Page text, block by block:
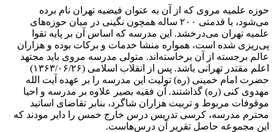
حوزه علمیه مروی که از آن به عنوان فیضیه تهران نام برده
می‌شود، با قدمتی ۲۰۰ ساله همچون نگینی در میان حوزه‌های
علمیه تهران می‌درخشد. این مدرسه که اساس آن بر پایه تقوا
پی‌ریزی شده است، همواره منشا خدمات و برکات بوده و هزاران
عالم برجسته از آن برخاسته‌اند. متولی مدرسه مروی باید مجتهد
اعلم مقتدر تهرانی باشد. پس از انقلاب اسلامی (۱۳۶۳/۰۶/۲۶)
حضرت امام خمینی (ره) تولیت این مدرسه را بر عهده آیت الله
مهدوی کنی (ره) گذاشتند. آن فقیه بصیر علاوه بر مدرسه و احیا
موقوفات مربوط و تربیت هزاران شاگرد، بنابر تقاضای اساتید
محترم مدرسه، کرسی تدریس درس خارج خمس را دایر مودند که
این مجموعه حاصل تقریر آن درس‌هاست.